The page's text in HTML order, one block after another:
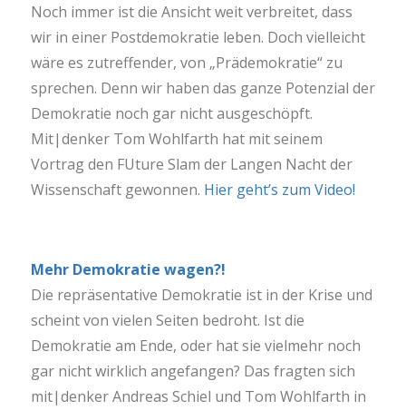
Noch immer ist die Ansicht weit verbreitet, dass
wir in einer Postdemokratie leben. Doch vielleicht
wäre es zutreffender, von „Prädemokratie“ zu
sprechen. Denn wir haben das ganze Potenzial der
Demokratie noch gar nicht ausgeschöpft.
Mit|denker Tom Wohlfarth hat mit seinem
Vortrag den FUture Slam der Langen Nacht der
Wissenschaft gewonnen. Hier geht’s zum Video!
Mehr Demokratie wagen?!
Die repräsentative Demokratie ist in der Krise und
scheint von vielen Seiten bedroht. Ist die
Demokratie am Ende, oder hat sie vielmehr noch
gar nicht wirklich angefangen? Das fragten sich
mit|denker Andreas Schiel und Tom Wohlfarth in